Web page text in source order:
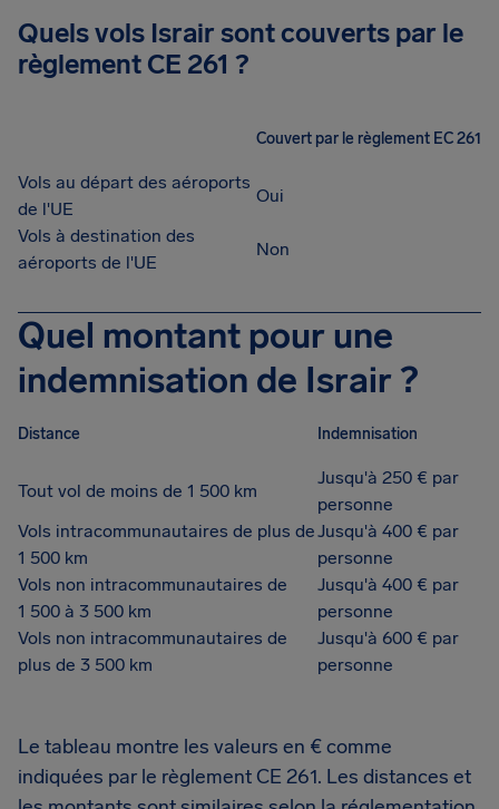
Quels vols Israir sont couverts par le
règlement CE 261 ?
Couvert par le règlement EC 261
Vols au départ des aéroports
de l'UE
Oui
Vols à destination des
aéroports de l'UE
Non
Quel montant pour une
indemnisation de Israir ?
Distance Indemnisation
Tout vol de moins de 1 500 km
Jusqu'à 250 € par
personne
Vols intracommunautaires de plus de
1 500 km
Jusqu'à 400 € par
personne
Vols non intracommunautaires de
1 500 à 3 500 km
Jusqu'à 400 € par
personne
Vols non intracommunautaires de
plus de 3 500 km
Jusqu'à 600 € par
personne
Le tableau montre les valeurs en € comme
indiquées par le règlement CE 261. Les distances et